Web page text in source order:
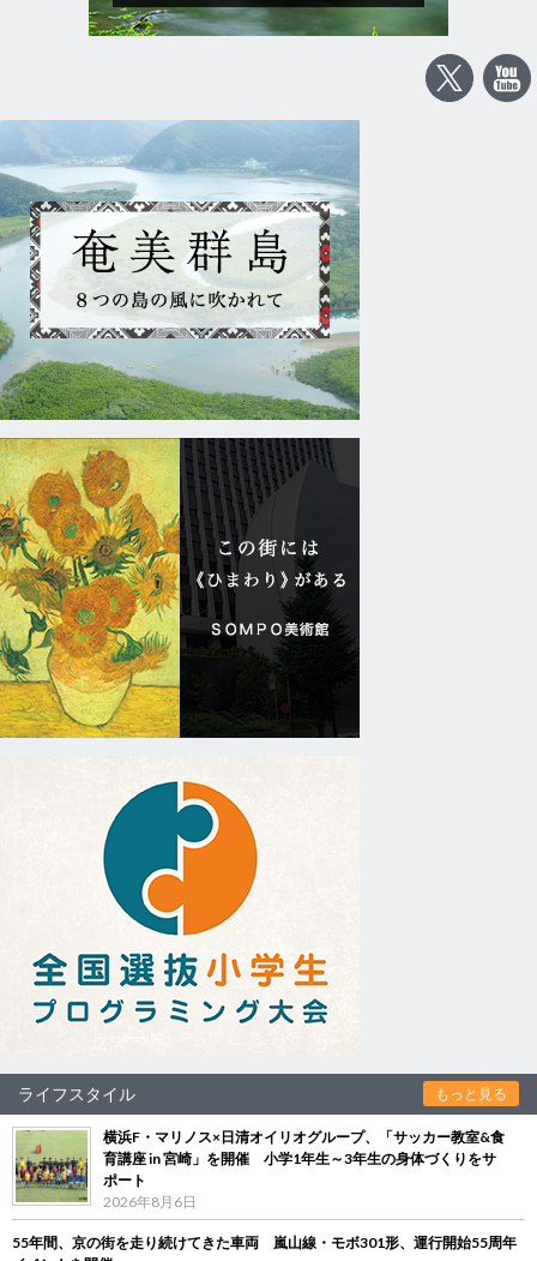
ライフスタイル もっと見る
横浜F・マリノス×日清オイリオグループ、「サッカー教室&食
育講座 in 宮崎」を開催 小学1年生～3年生の身体づくりをサ
ポート
2026年8月6日
55年間、京の街を走り続けてきた車両 嵐山線・モボ301形、運行開始55周年